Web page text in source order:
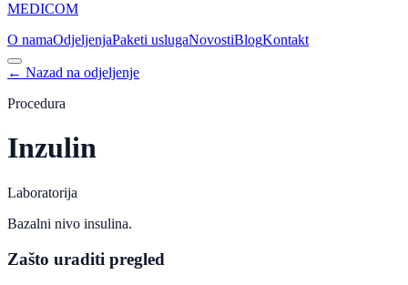
MEDICOM
O namaOdjeljenjaPaketi uslugaNovostiBlogKontakt
← Nazad na odjeljenje
Procedura
Inzulin
Laboratorija
Bazalni nivo insulina.
Zašto uraditi pregled